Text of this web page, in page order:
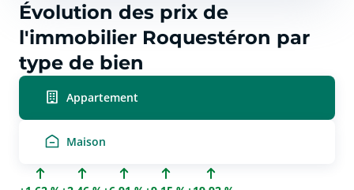
Évolution des prix de
l'immobilier Roquestéron par
type de bien
Appartement
Maison